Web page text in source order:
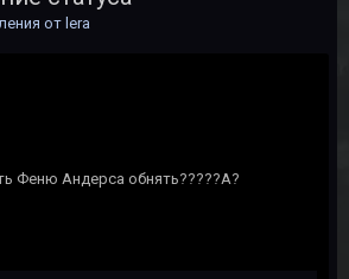
от lera
Феню Андерса обнять?????А?